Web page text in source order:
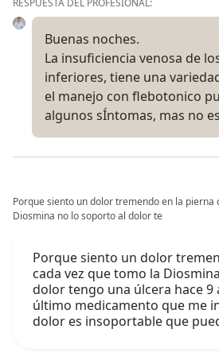
RESPUESTA DEL PROFESIONAL:
Buenas noches.
La insuficiencia venosa de
inferiores, tiene una
el manejo con flebotonico
algunos sÍntomas, mas no
Porque siento un dolor tremendo en la pierna
Diosmina no lo soporto al dolor te
Porque siento un dolor
cada vez que tomo la
dolor tengo una úlcera hace 9
último medicamento que me
dolor es insoportable que